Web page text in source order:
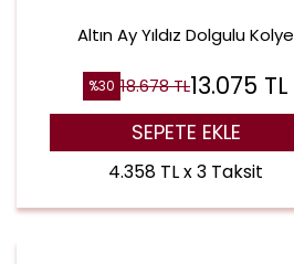
Altın Ay Yıldız Dolgulu Kolye
%30 18.678TL13.075 TL
SEPETE EKLE
4.358 TL x 3 Taksit